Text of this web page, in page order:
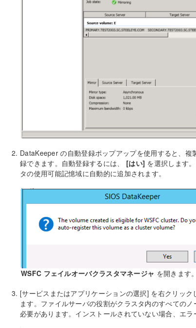
DataKeeper の自動登録ポップアップを使用すると、複
録できます。自動登録するには、 [はい] を選択します
タの使用可能記憶域に自動的に追加されます。
WSFC フェイルオーバクラスタマネージャ を開きます。
[サービスまたはアプリケーションの選択] を右クリッ
ます。ファイルサーバの役割がクラスタ内のすべての
必要があります。インストールされていない場合、エラ